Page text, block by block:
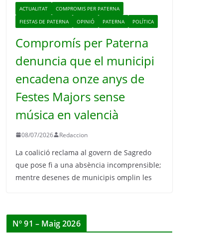
ACTUALITAT
COMPROMIS PER PATERNA
FIESTAS DE PATERNA
OPINIÓ PATERNA POLÍTICA
Compromís per Paterna
denuncia que el municipi
encadena onze anys de
Festes Majors sense
música en valencià
08/07/2026 Redaccion
La coalició reclama al govern de Sagredo
que pose fi a una absència incomprensible;
mentre desenes de municipis omplin les
Nº 91 – Maig 2026